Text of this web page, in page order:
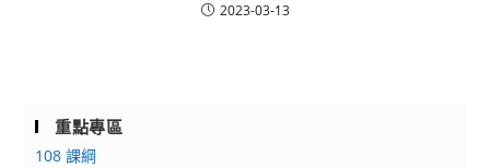
2023-03-13
重點專區
108 課綱